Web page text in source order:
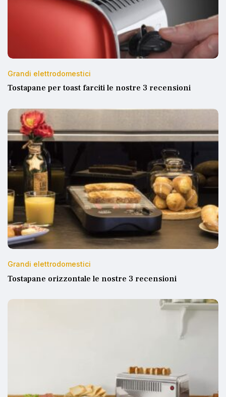
Grandi elettrodomestici
Tostapane per toast farciti le nostre 3 recensioni
Grandi elettrodomestici
Tostapane orizzontale le nostre 3 recensioni